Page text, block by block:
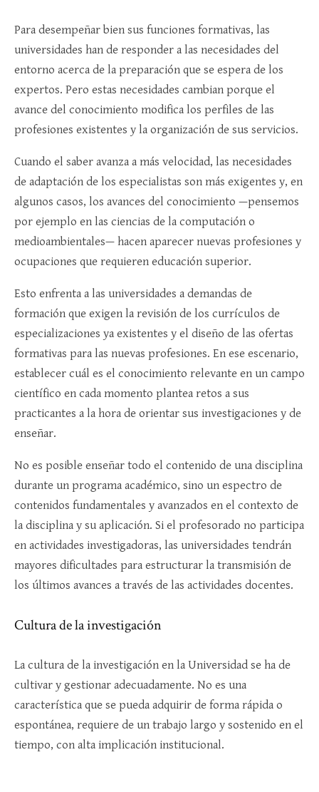
Para desempeñar bien sus funciones formativas, las
universidades han de responder a las necesidades del
entorno acerca de la preparación que se espera de los
expertos. Pero estas necesidades cambian porque el
avance del conocimiento modifica los perfiles de las
profesiones existentes y la organización de sus servicios.
Cuando el saber avanza a más velocidad, las necesidades
de adaptación de los especialistas son más exigentes y, en
algunos casos, los avances del conocimiento —pensemos
por ejemplo en las ciencias de la computación o
medioambientales— hacen aparecer nuevas profesiones y
ocupaciones que requieren educación superior.
Esto enfrenta a las universidades a demandas de
formación que exigen la revisión de los currículos de
especializaciones ya existentes y el diseño de las ofertas
formativas para las nuevas profesiones. En ese escenario,
establecer cuál es el conocimiento relevante en un campo
científico en cada momento plantea retos a sus
practicantes a la hora de orientar sus investigaciones y de
enseñar.
No es posible enseñar todo el contenido de una disciplina
durante un programa académico, sino un espectro de
contenidos fundamentales y avanzados en el contexto de
la disciplina y su aplicación. Si el profesorado no participa
en actividades investigadoras, las universidades tendrán
mayores dificultades para estructurar la transmisión de
los últimos avances a través de las actividades docentes.
Cultura de la investigación
La cultura de la investigación en la Universidad se ha de
cultivar y gestionar adecuadamente. No es una
característica que se pueda adquirir de forma rápida o
espontánea, requiere de un trabajo largo y sostenido en el
tiempo, con alta implicación institucional.